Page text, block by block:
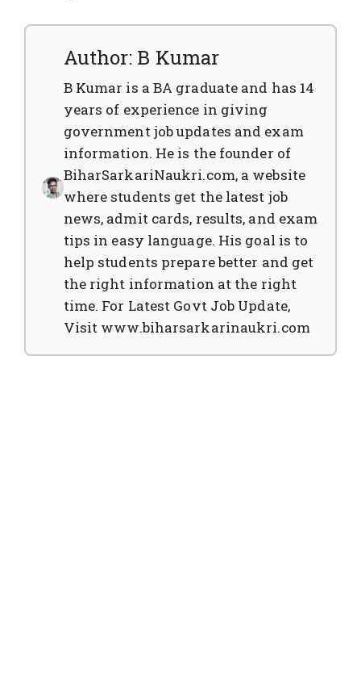
Author: B Kumar
B Kumar is a BA graduate and has 14
years of experience in giving
government job updates and exam
information. He is the founder of
BiharSarkariNaukri.com, a website
where students get the latest job
news, admit cards, results, and exam
tips in easy language. His goal is to
help students prepare better and get
the right information at the right
time. For Latest Govt Job Update,
Visit www.biharsarkarinaukri.com